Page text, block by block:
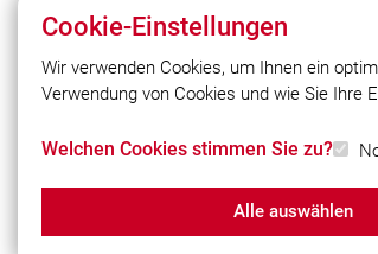
gegr. 1862 e.V.
Cookie-Einstellungen
Wir verwenden Cookies, um Ihnen ein
Verwendung von Cookies und wie Sie Ihre
Welchen Cookies stimmen Sie zu?
Alle auswählen